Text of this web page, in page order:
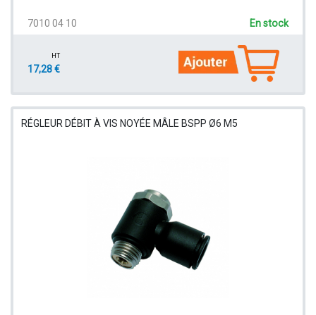
7010 04 10 En stock
HT
17,28 €
RÉGLEUR DÉBIT À VIS NOYÉE MÂLE BSPP Ø6 M5